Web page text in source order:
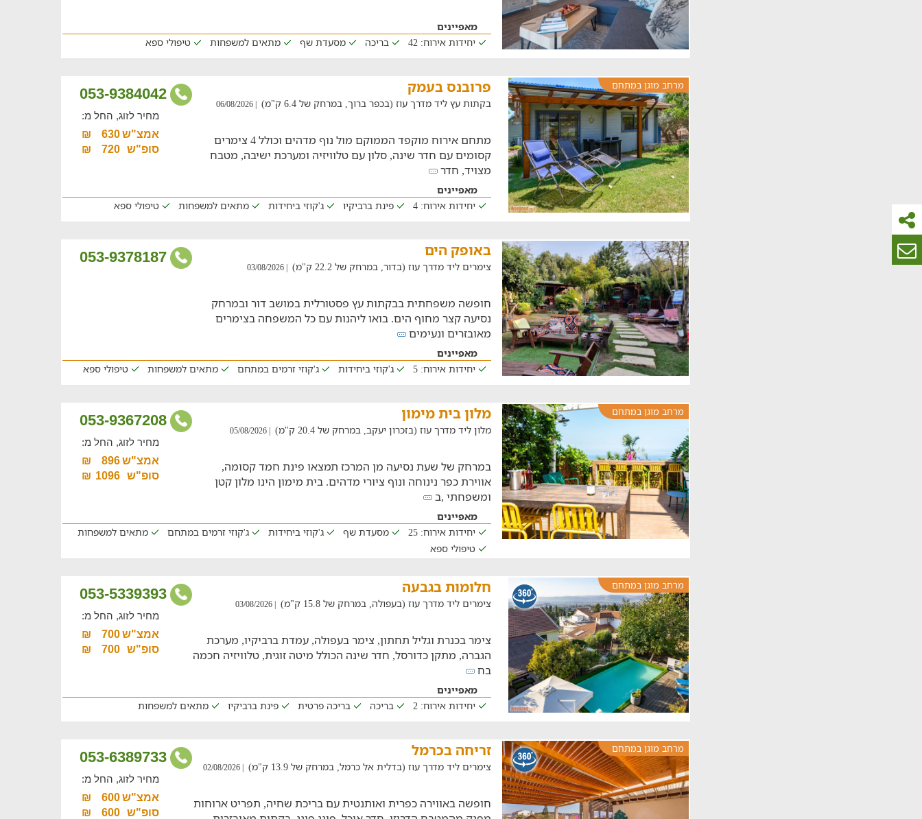
מאפיינים
יחידות אירוח: 42
בריכה מסעדת שף מתאים למשפחות טיפולי ספא
053-9384042 מרחב מוגן במתחם פרובנס בעמק
בקתות עץ ליד מדרך עוז (בכפר ברוך, במרחק של 6.4 ק"מ) | 06/08/2026
מתחם אירוח מוקפד הממוקם מול נוף מדהים וכולל 4 צימרים
קסומים עם חדר שינה, סלון עם טלוויזיה ומערכת ישיבה, מטבח
מצויד, חדר
מחיר לזוג, החל מ:
אמצ"ש630
₪
סופ"ש
720
₪
מאפיינים
יחידות אירוח: 4
פינת ברביקיו ג'קוזי ביחידות מתאים למשפחות טיפולי ספא
053-9378187 באופק הים
צימרים ליד מדרך עוז (בדור, במרחק של 22.2 ק"מ) | 03/08/2026
חופשה משפחתית בבקתות עץ פסטורלית במושב דור ובמרחק
נסיעה קצר מחוף הים. בואו ליהנות עם כל המשפחה בצימרים
מאובזרים ונעימים
מאפיינים
יחידות אירוח: 5
ג'קוזי ביחידות ג'קוזי זרמים במתחם מתאים למשפחות טיפולי ספא
053-9367208 מרחב מוגן במתחם מלון בית מימון
מלון ליד מדרך עוז (בזכרון יעקב, במרחק של 20.4 ק"מ) | 05/08/2026
במרחק של שעת נסיעה מן המרכז תמצאו פינת חמד קסומה,
אווירת כפר נינוחה ונוף ציורי מדהים. בית מימון הינו מלון קטן
ומשפחתי ,ב
מחיר לזוג, החל מ:
אמצ"ש896
₪
סופ"ש
1096
₪
מאפיינים
יחידות אירוח: 25
מסעדת שף ג'קוזי ביחידות ג'קוזי זרמים במתחם
מתאים למשפחות
טיפולי ספא
053-5339393 מרחב מוגן במתחם חלומות בגבעה
צימרים ליד מדרך עוז (בעפולה, במרחק של 15.8 ק"מ) | 03/08/2026
צימר בכנרת וגליל תחתון, צימר בעפולה, עמדת ברביקיו, מערכת
הגברה, מתקן כדורסל, חדר שינה הכולל מיטה זוגית, טלוויזיה חכמה
בח
מחיר לזוג, החל מ:
אמצ"ש700
₪
סופ"ש
700
₪
מאפיינים
יחידות אירוח: 2
בריכה בריכה פרטית פינת ברביקיו מתאים למשפחות
053-6389733 מרחב מוגן במתחם זריחה בכרמל
צימרים ליד מדרך עוז (בדלית אל כרמל, במרחק של 13.9 ק"מ) | 02/08/2026
חופשה באווירה כפרית ואותנטית עם בריכת שחיה, תפריט ארוחות
מחיר לזוג, החל מ:
אמצ"ש600
₪
סופ"ש
600
₪